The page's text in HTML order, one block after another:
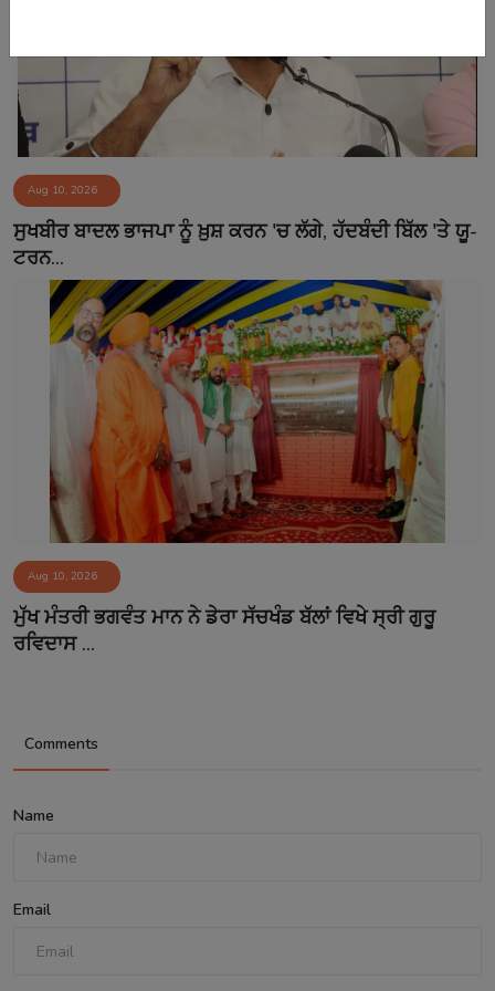
Aug 10, 2026
ਸੁਖਬੀਰ ਬਾਦਲ ਭਾਜਪਾ ਨੂੰ ਖ਼ੁਸ਼ ਕਰਨ 'ਚ ਲੱਗੇ, ਹੱਦਬੰਦੀ ਬਿੱਲ 'ਤੇ ਯੂ-
ਟਰਨ...
Aug 10, 2026
ਮੁੱਖ ਮੰਤਰੀ ਭਗਵੰਤ ਮਾਨ ਨੇ ਡੇਰਾ ਸੱਚਖੰਡ ਬੱਲਾਂ ਵਿਖੇ ਸ੍ਰੀ ਗੁਰੂ
ਰਵਿਦਾਸ ...
Comments
Name
Email